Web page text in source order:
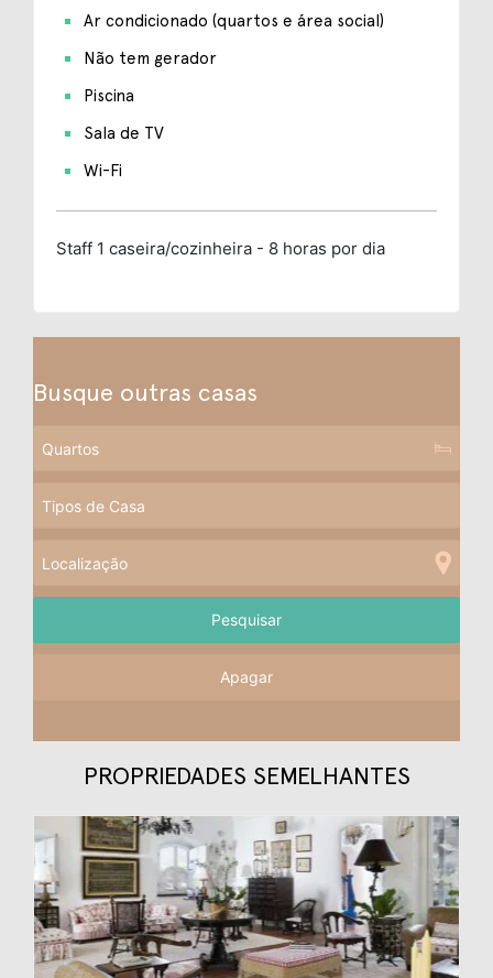
Ar condicionado (quartos e área social)
Não tem gerador
Piscina
Sala de TV
Wi-Fi
Staff 1 caseira/cozinheira - 8 horas por dia
Busque outras casas
Apagar
PROPRIEDADES SEMELHANTES